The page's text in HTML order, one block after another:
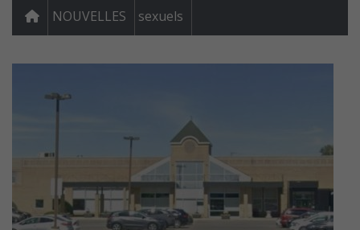
NOUVELLES sexuels